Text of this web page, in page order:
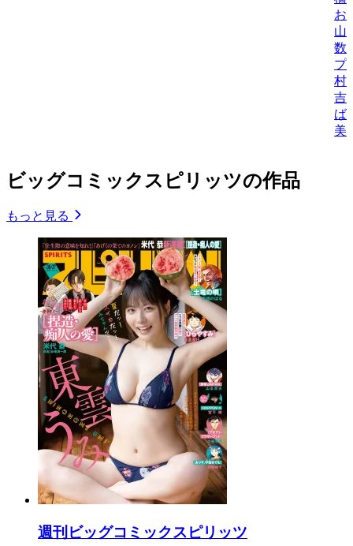
お
山
数/
プ
村
吉
ば
美
ビッグコミックスピリッツの作品
もっと見る
週刊ビッグコミックスピリッツ